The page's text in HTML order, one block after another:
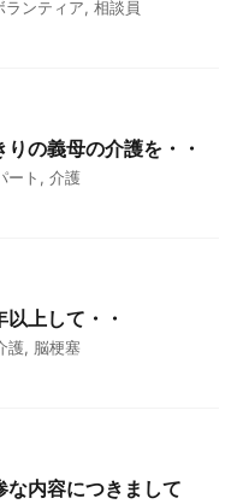
ランティア, 相談員
の義母の介護を・・
ート , 介護
上して・・
護, 脳梗塞
な内容につきまして